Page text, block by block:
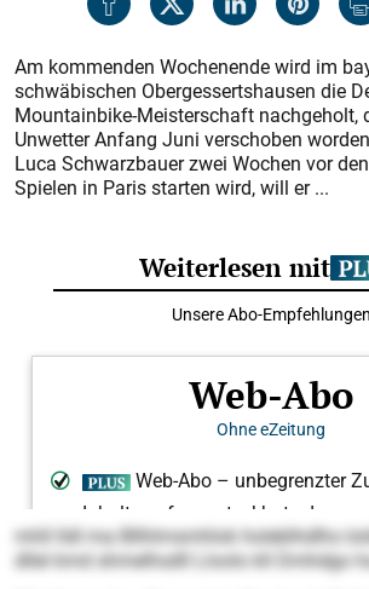
Am kommenden Wochenende wird im
schwäbischen Obergessertshausen die
Mountainbike-Meisterschaft nachgeholt,
Unwetter Anfang Juni verschoben
Luca Schwarzbauer zwei Wochen vor
Spielen in Paris starten wird, will er ...
mhll lldl ma Bllhlmsmhlok holeblhdlhs
dllel kmd shmelhsdll Lloolo kll Dmhdgo